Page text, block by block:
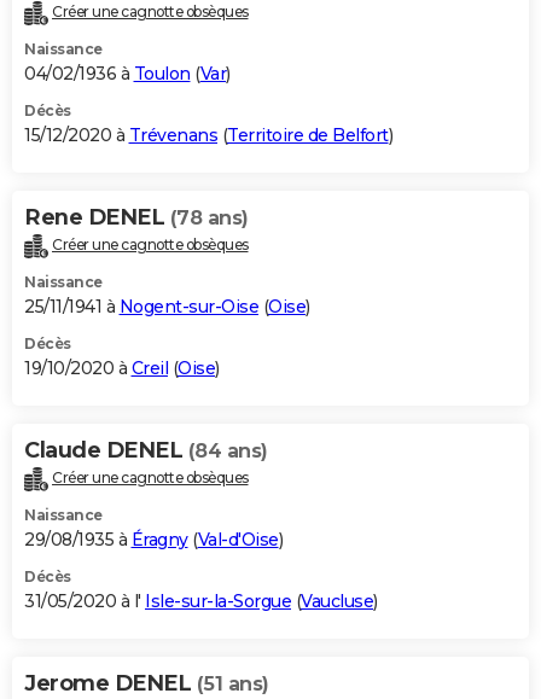
Créer une cagnotte obsèques
Naissance
04/02/1936 à Toulon (Var)
Décès
15/12/2020 à Trévenans (Territoire de Belfort)
Rene DENEL (78 ans)
Créer une cagnotte obsèques
Naissance
25/11/1941 à Nogent-sur-Oise (Oise)
Décès
19/10/2020 à Creil (Oise)
Claude DENEL (84 ans)
Créer une cagnotte obsèques
Naissance
29/08/1935 à Éragny(Val-d'Oise)
Décès
31/05/2020 à l' Isle-sur-la-Sorgue (Vaucluse)
Jerome DENEL (51 ans)